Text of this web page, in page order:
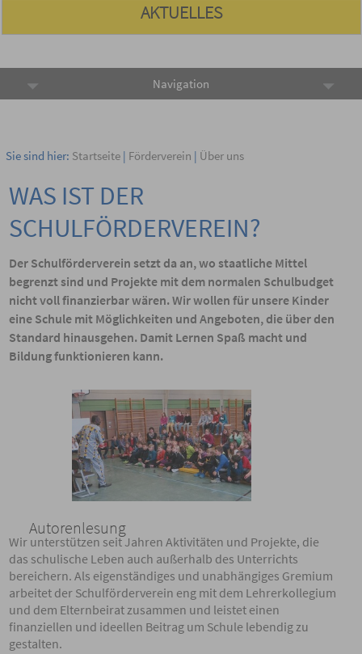
AKTUELLES
Navigation
Sie sind hier: Startseite| Förderverein | Über uns
WAS IST DER
SCHULFÖRDERVEREIN?
Der Schulförderverein setzt da an, wo staatliche Mittel
begrenzt sind und Projekte mit dem normalen Schulbudget
nicht voll finanzierbar wären. Wir wollen für unsere Kinder
eine Schule mit Möglichkeiten und Angeboten, die über den
Standard hinausgehen. Damit Lernen Spaß macht und
Bildung funktionieren kann.
Autorenlesung
Wir unterstützen seit Jahren Aktivitäten und Projekte, die
das schulische Leben auch außerhalb des Unterrichts
bereichern. Als eigenständiges und unabhängiges Gremium
arbeitet der Schulförderverein eng mit dem Lehrerkollegium
und dem Elternbeirat zusammen und leistet einen
finanziellen und ideellen Beitrag um Schule lebendig zu
gestalten.